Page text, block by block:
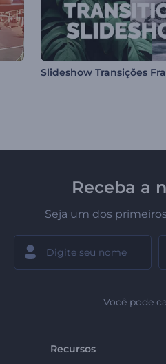
Receba a
Seja um dos
Você pode
Recursos